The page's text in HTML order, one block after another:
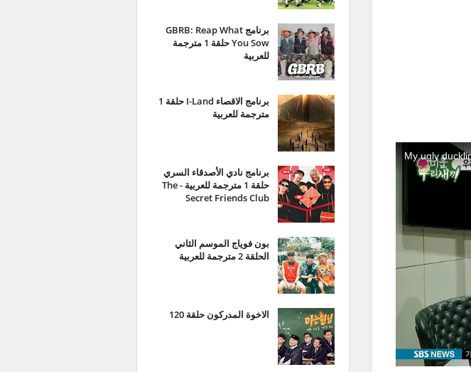
برنامج GBRB: Reap What
You Sow حلقة 1 مترجمة
للعربية
برنامج الاقصاء I-Land حلقة 1
مترجمة للعربية
برنامج نادي الأصدقاء السري
حلقة 1 مترجمة للعربية - The
Secret Friends Club
بون فوياج الموسم الثاني
الحلقة 2 مترجمة للعربية
الاخوة المدركون حلقة 120